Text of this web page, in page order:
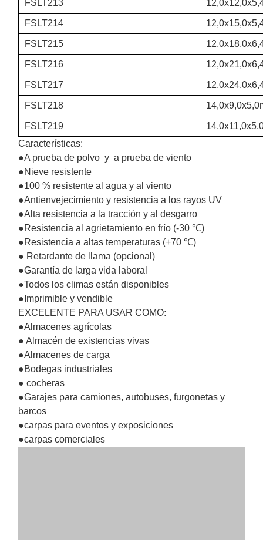
FSLT213
FSLT214
FSLT215
FSLT216
FSLT217
FSLT218
FSLT219
Características:
●A prueba de polvo y a prueba de viento
●Nieve resistente
●100 % resistente al agua y al viento
●Antienvejecimiento y resistencia a los rayos UV
●Alta resistencia a la tracción y al desgarro
●Resistencia al agrietamiento en frío (-30 ℃)
●Resistencia a altas temperaturas (+70 ℃)
● Retardante de llama (opcional)
●Garantía de larga vida laboral
●Todos los climas están disponibles
●Imprimible y vendible
EXCELENTE PARA USAR COMO:
●Almacenes agrícolas
● Almacén de existencias vivas
●Almacenes de carga
●Bodegas industriales
● cocheras
●Garajes para camiones, autobuses, furgonetas y
barcos
●carpas para eventos y exposiciones
●carpas comerciales